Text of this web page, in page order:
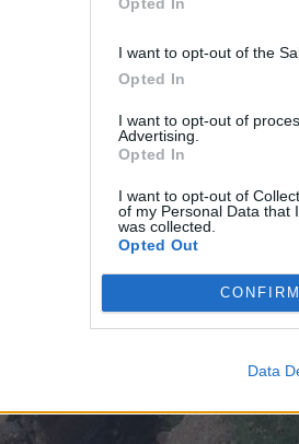
I want to opt-out of the
Opted In
I want to opt-out of
Advertising.
Opted In
I want to opt-out of
of my Personal Data that
was collected.
Opted Out
CONFIRM
Data